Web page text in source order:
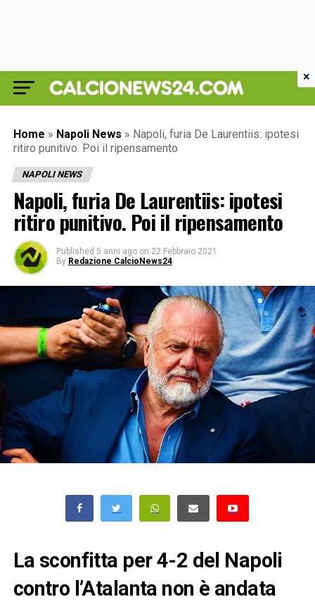
Home » Napoli News » Napoli, furia De Laurentiis: ipotesi
ritiro punitivo. Poi il ripensamento
NAPOLI NEWS
Napoli, furia De Laurentiis: ipotesi
ritiro punitivo. Poi il ripensamento
Published 5 anni ago on 22 Febbraio 2021
By Redazione CalcioNews24
La sconfitta per 4-2 del Napoli
contro l’Atalanta non è andata
×